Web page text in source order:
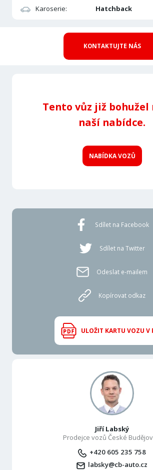
Karoserie:
Hatchback
KONTAKTUJTE NÁS
Tento vůz již bohužel
naší nabídce.
NABÍDKA VOZŮ
Sdílet na Facebook
Sdílet na Twitter
Odeslat e-mailem
Kopírovat odkaz
ULOŽIT KARTU VOZU V
Jiří Labský
Prodejce vozů České
+420 605 235 758
labsky@cb-auto.cz